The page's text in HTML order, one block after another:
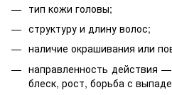
тип кожи головы;
структуру и длину волос;
наличие окрашивания или
направленность действия
блеск, рост, борьба с